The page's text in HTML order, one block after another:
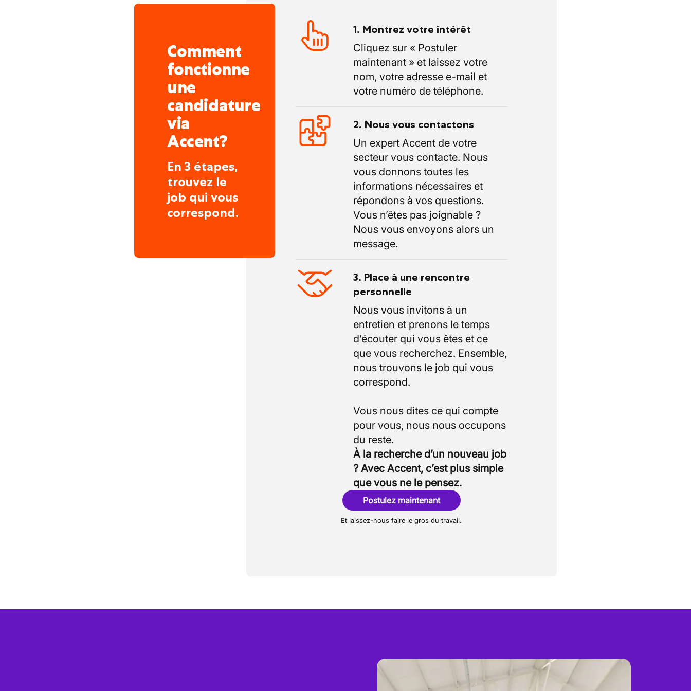
Comment
fonctionne
une
candidature
via
Accent?
En 3 étapes,
trouvez le
job qui vous
correspond.
1. Montrez votre intérêt
Cliquez sur « Postuler
maintenant » et laissez votre
nom, votre adresse e-mail et
votre numéro de téléphone.
2. Nous vous contactons
Un expert Accent de votre
secteur vous contacte. Nous
vous donnons toutes les
informations nécessaires et
répondons à vos questions.
Vous n’êtes pas joignable ?
Nous vous envoyons alors un
message.
3. Place à une rencontre
personnelle
Nous vous invitons à un
entretien et prenons le temps
d’écouter qui vous êtes et ce
que vous recherchez. Ensemble,
nous trouvons le job qui vous
correspond.
Vous nous dites ce qui compte
pour vous, nous nous occupons
À la recherche d’un nouveau job
? Avec Accent, c’est plus simple
que vous ne le pensez.
Postulez maintenant
Et laissez-nous faire le gros du travail.